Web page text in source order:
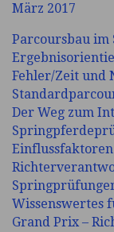
März 2017
Parcoursbau im
Fehler/Zeit und
Der Weg zum
Wissenswertes
Grand Prix –